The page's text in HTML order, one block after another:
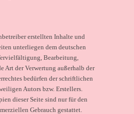
erstellten Inhalte und
unterliegen dem deutschen
Bearbeitung,
Art der Verwertung außerhalb der
bedürfen der schriftlichen
Autors bzw. Erstellers.
dieser Seite sind nur für den
Gebrauch gestattet.